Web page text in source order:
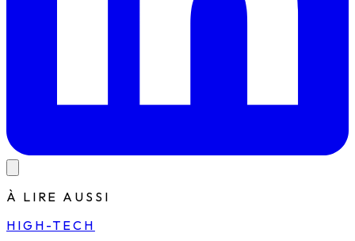
À LIRE AUSSI
HIGH-TECH